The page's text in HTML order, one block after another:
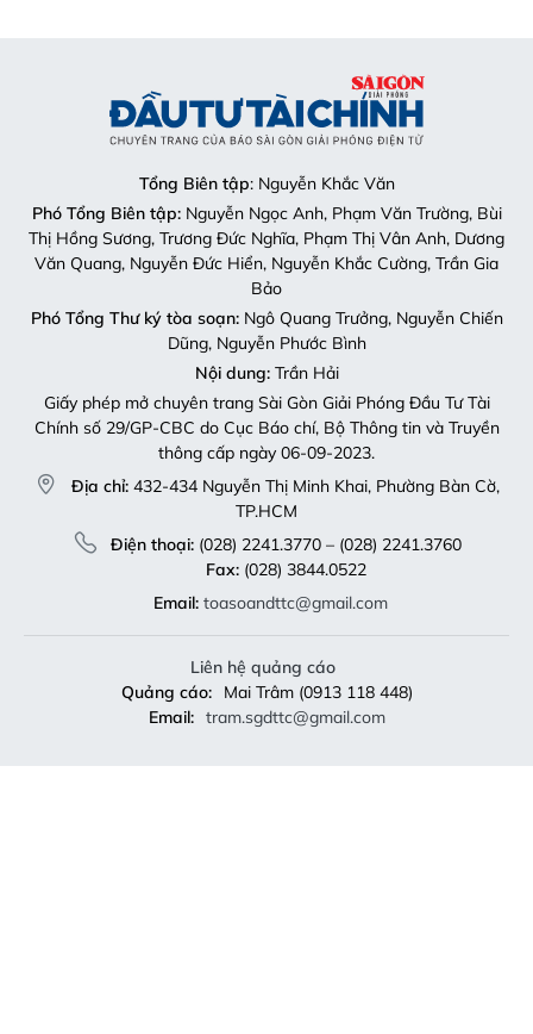
Tổng Biên tập: Nguyễn Khắc Văn
Phó Tổng Biên tập:Nguyễn Ngọc Anh, Phạm Văn Trường, Bùi
Thị Hồng Sương, Trương Đức Nghĩa, Phạm Thị Vân Anh, Dương
Văn Quang, Nguyễn Đức Hiển, Nguyễn Khắc Cường, Trần Gia
Bảo
Phó Tổng Thư ký tòa soạn:Ngô Quang Trưởng, Nguyễn Chiến
Dũng, Nguyễn Phước Bình
Nội dung:Trần Hải
Giấy phép mở chuyên trang Sài Gòn Giải Phóng Đầu Tư Tài
Chính số 29/GP-CBC do Cục Báo chí, Bộ Thông tin và Truyền
thông cấp ngày 06-09-2023.
Địa chỉ: 432-434 Nguyễn Thị Minh Khai, Phường Bàn Cờ,
TP.HCM
Điện thoại:(028) 2241.3770 – (028) 2241.3760
Fax:(028) 3844.0522
Email: toasoandttc@gmail.com
Liên hệ quảng cáo
Quảng cáo:
Mai Trâm (0913 118 448)
Email: tram.sgdttc@gmail.com